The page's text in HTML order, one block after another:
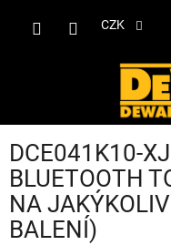
CZK
DCE041K10-
BLUETOOTH
NA
BALENÍ)